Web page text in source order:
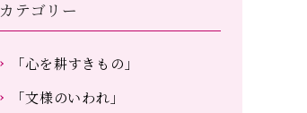
カテゴリー
「心を耕すきもの」
「文様のいわれ」